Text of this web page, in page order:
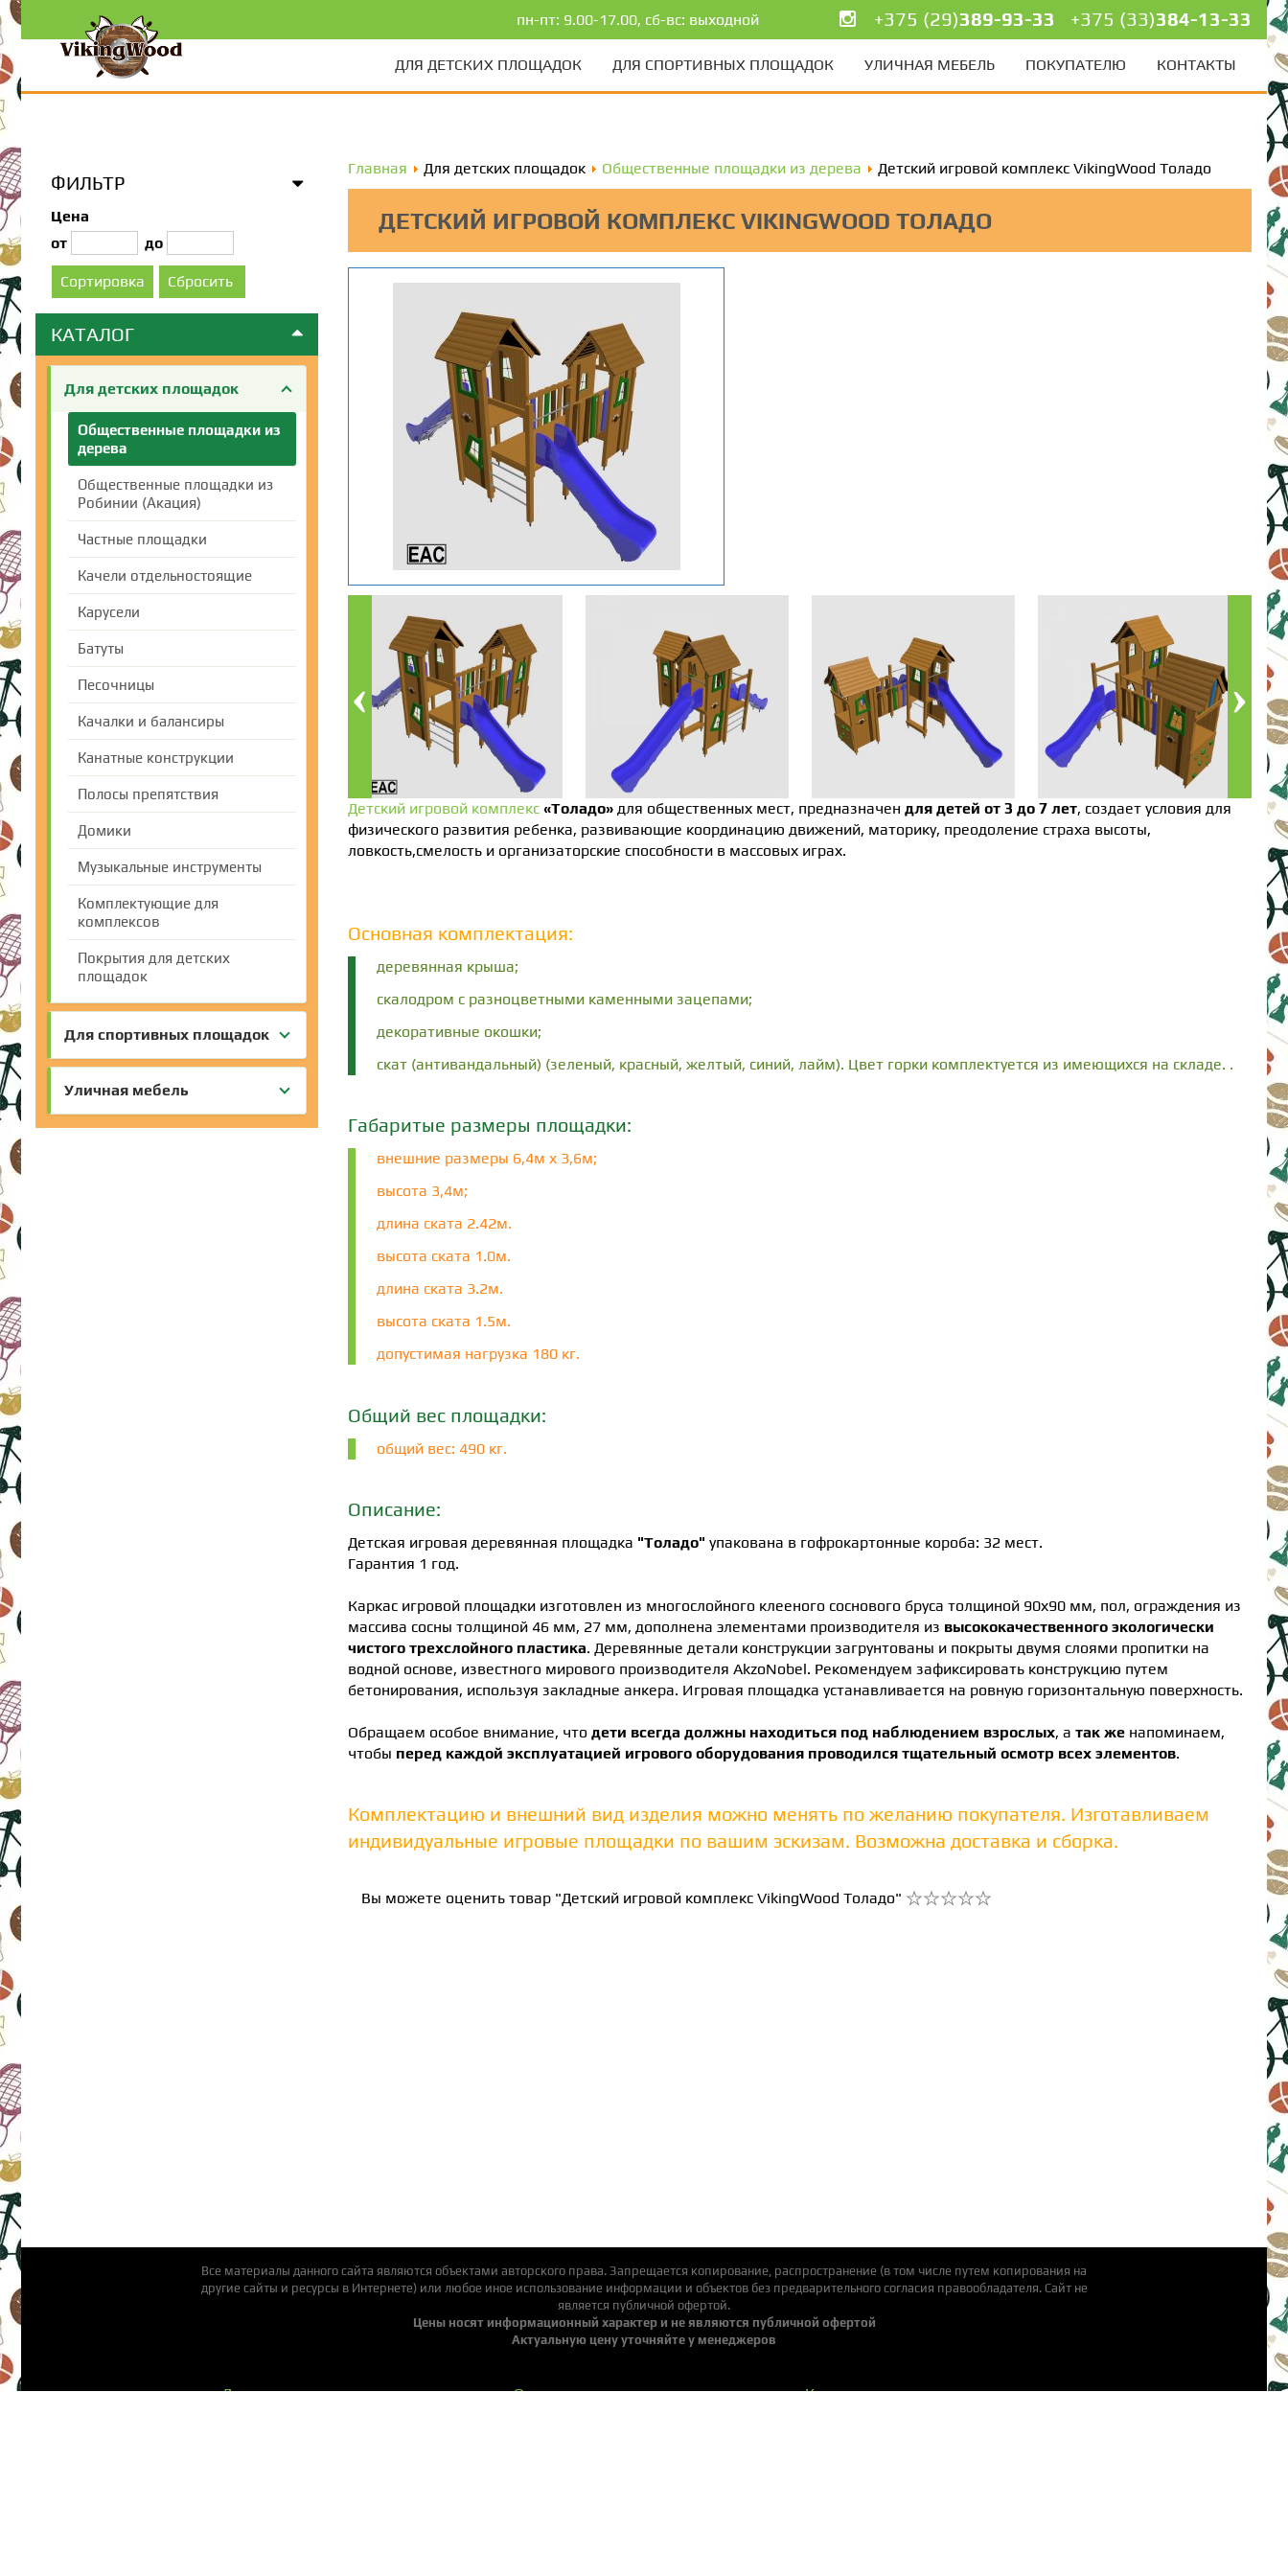
пн-пт: 9.00-17.00, сб-вс: выходной +375 (29)389-93-33 +375 (33)384-13-33
ДЛЯ ДЕТСКИХ ПЛОЩАДОК ДЛЯ СПОРТИВНЫХ ПЛОЩАДОК УЛИЧНАЯ МЕБЕЛЬ ПОКУПАТЕЛЮ КОНТАКТЫ
ФИЛЬТР
Цена
от
до
КАТАЛОГ
Для детских площадок
Общественные площадки из
дерева
Общественные площадки из
Робинии (Акация)
Частные площадки
Качели отдельностоящие
Карусели
Батуты
Песочницы
Качалки и балансиры
Канатные конструкции
Полосы препятствия
Домики
Музыкальные инструменты
Комплектующие для
комплексов
Покрытия для детских
площадок
Для спортивных площадок
Уличная мебель
Главная Для детских площадок Общественные площадки из дерева Детский игровой комплекс VikingWood Толадо
ДЕТСКИЙ ИГРОВОЙ КОМПЛЕКС VIKINGWOOD ТОЛАДО
Детский игровой комплекс «Толадо» для общественных мест, предназначен для детей от 3 до 7 лет, создает условия для
физического развития ребенка, развивающие координацию движений, маторику, преодоление страха высоты,
ловкость,смелость и организаторские способности в массовых играх.
Основная комплектация:
деревянная крыша;
скалодром с разноцветными каменными зацепами;
декоративные окошки;
скат (антивандальный) (зеленый, красный, желтый, синий, лайм). Цвет горки комплектуется из имеющихся на складе. .
Габаритые размеры площадки:
внешние размеры 6,4м х 3,6м;
высота 3,4м;
длина ската 2.42м.
высота ската 1.0м.
длина ската 3.2м.
высота ската 1.5м.
допустимая нагрузка 180 кг.
Общий вес площадки:
общий вес: 490 кг.
Описание:
Детская игровая деревянная площадка "Толадо" упакована в гофрокартонные короба: 32 мест.
Гарантия 1 год.
Каркас игровой площадки изготовлен из многослойного клееного соснового бруса толщиной 90х90 мм, пол, ограждения из
массива сосны толщиной 46 мм, 27 мм, дополнена элементами производителя из высококачественного экологически
чистого трехслойного пластика. Деревянные детали конструкции загрунтованы и покрыты двумя слоями пропитки на
водной основе, известного мирового производителя AkzoNobel. Рекомендуем зафиксировать конструкцию путем
бетонирования, используя закладные анкера. Игровая площадка устанавливается на ровную горизонтальную поверхность.
Обращаем особое внимание, что дети всегда должны находиться под наблюдением взрослых, а так же напоминаем,
чтобы перед каждой эксплуатацией игрового оборудования проводился тщательный осмотр всех элементов.
Комплектацию и внешний вид изделия можно менять по желанию покупателя. Изготавливаем
индивидуальные игровые площадки по вашим эскизам. Возможна доставка и сборка.
Вы можете оценить товар "Детский игровой комплекс VikingWood Толадо"
Все материалы данного сайта являются объектами авторского права. Запрещается копирование, распространение (в том числе путем копирования на
другие сайты и ресурсы в Интернете) или любое иное использование информации и объектов без предварительного согласия правообладателя. Cайт не
является публичной офертой.
Цены носят информационный характер и не являются публичной офертой
Актуальную цену уточняйте у менеджеров
Детские площадки
Оплата и доставка
Контакты